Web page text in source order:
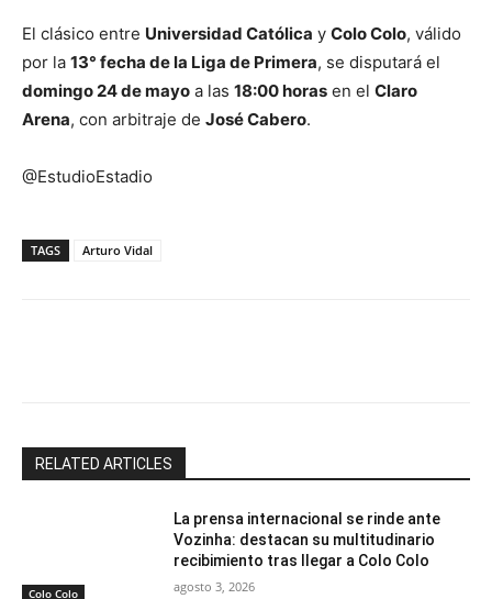
El clásico entre Universidad Católica y Colo Colo, válido
por la 13° fecha de la Liga de Primera, se disputará el
domingo 24 de mayo a las 18:00 horas en el Claro
Arena, con arbitraje de José Cabero.
@EstudioEstadio
TAGS Arturo Vidal
RELATED ARTICLES
Colo Colo
La prensa internacional se rinde ante
Vozinha: destacan su multitudinario
recibimiento tras llegar a Colo Colo
agosto 3, 2026